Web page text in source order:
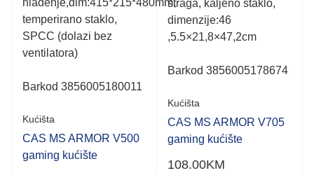
hlađenje,dim:415*215*480mm,
temperirano staklo,
SPCC (dolazi bez
ventilatora)
Barkod 3856005180011
Kućišta
CAS MS ARMOR V500
gaming kućište
straga, kaljeno staklo,
dimenzije:46
,5.5×21,8×47,2cm
Barkod 3856005178674
Kućišta
CAS MS ARMOR V705
gaming kućište
108.00KM